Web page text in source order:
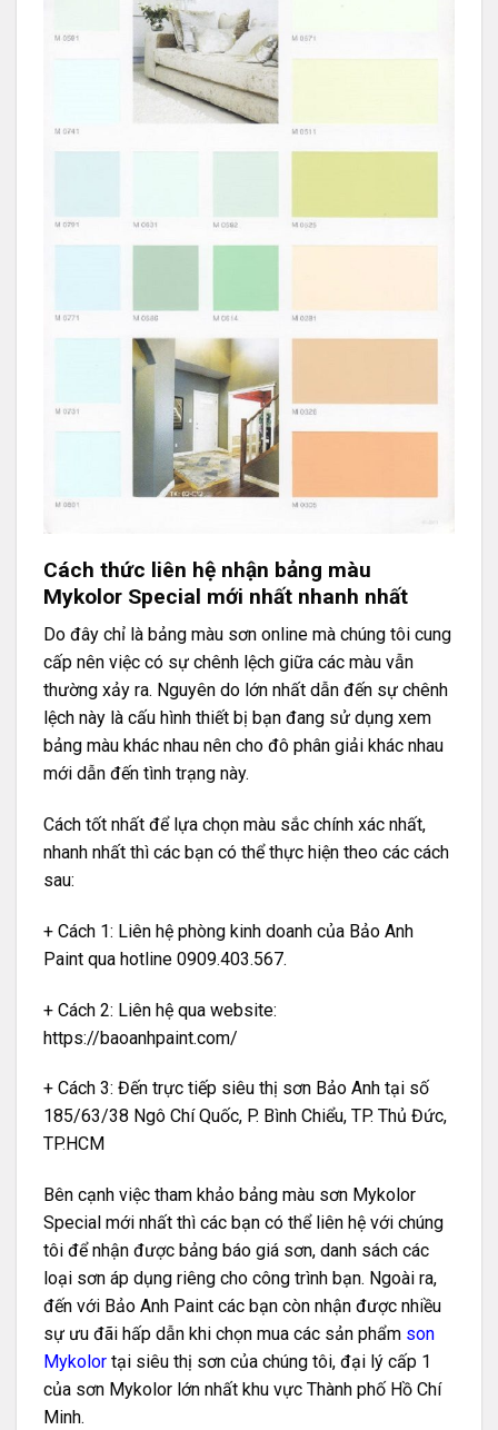
Cách thức liên hệ nhận bảng màu
Mykolor Special mới nhất nhanh nhất
Do đây chỉ là bảng màu sơn online mà chúng tôi cung
cấp nên việc có sự chênh lệch giữa các màu vẫn
thường xảy ra. Nguyên do lớn nhất dẫn đến sự chênh
lệch này là cấu hình thiết bị bạn đang sử dụng xem
bảng màu khác nhau nên cho đô phân giải khác nhau
mới dẫn đến tình trạng này.
Cách tốt nhất để lựa chọn màu sắc chính xác nhất,
nhanh nhất thì các bạn có thể thực hiện theo các cách
sau:
+ Cách 1: Liên hệ phòng kinh doanh của Bảo Anh
Paint qua hotline 0909.403.567.
+ Cách 2: Liên hệ qua website:
https://baoanhpaint.com/
+ Cách 3: Đến trực tiếp siêu thị sơn Bảo Anh tại số
185/63/38 Ngô Chí Quốc, P. Bình Chiểu, TP. Thủ Đức,
TP.HCM
Bên cạnh việc tham khảo bảng màu sơn Mykolor
Special mới nhất thì các bạn có thể liên hệ với chúng
tôi để nhận được bảng báo giá sơn, danh sách các
loại sơn áp dụng riêng cho công trình bạn. Ngoài ra,
đến với Bảo Anh Paint các bạn còn nhận được nhiều
sự ưu đãi hấp dẫn khi chọn mua các sản phẩm son
Mykolor tại siêu thị sơn của chúng tôi, đại lý cấp 1
của sơn Mykolor lớn nhất khu vực Thành phố Hồ Chí
Minh.